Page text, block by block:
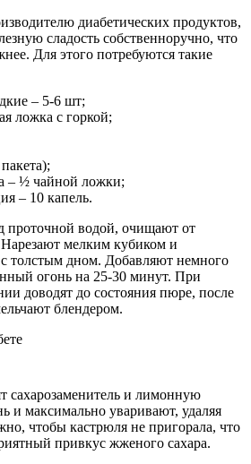
диабетических продуктов,
сладость собственноручно, что
Для этого потребуются такие
– 5-6 шт;
ложка с горкой;
– ½ чайной ложки;
– 10 капель.
водой, очищают от
мелким кубиком и
толстым дном. Добавляют немного
огонь на 25-30 минут. При
доводят до состояния пюре, после
блендером.
сахарозаменитель и лимонную
и максимально уваривают, удаляя
чтобы кастрюля не пригорала, что
привкус жженого сахара.